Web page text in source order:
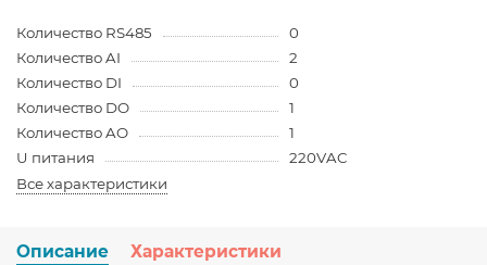
Количество RS485
0
Количество AI
2
Количество DI
0
Количество DO
1
Количество AO
1
U питания
220VAC
Все характеристики
Описание Характеристики